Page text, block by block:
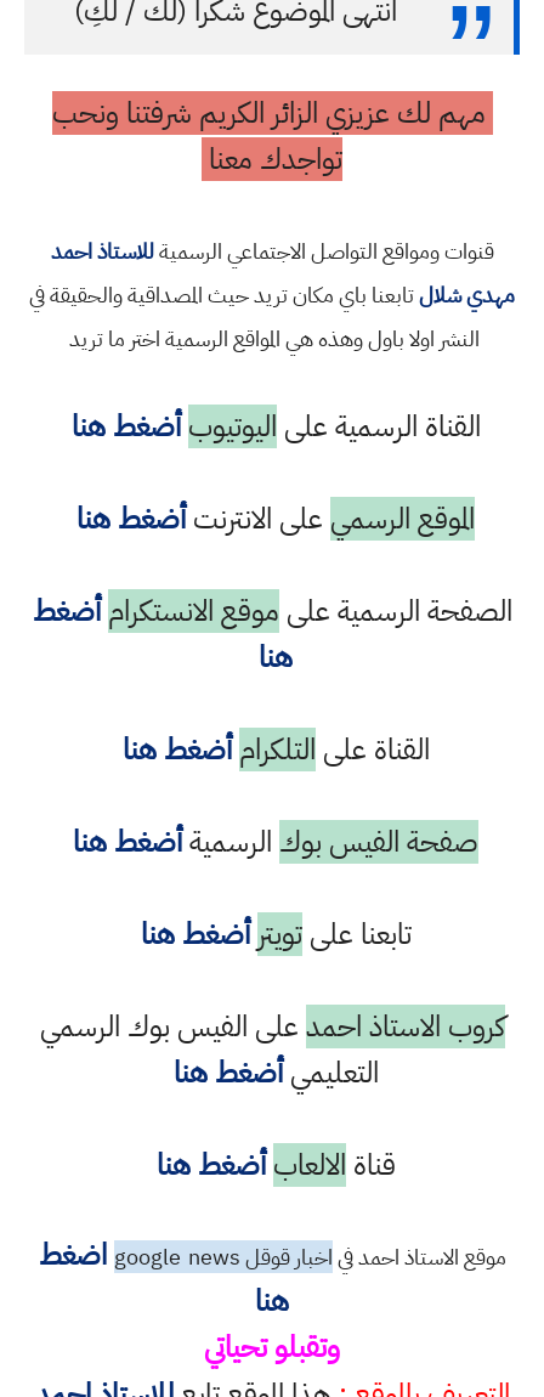
انتهى الموضوع شكرا (لك / لكِ)
مهم لك عزيزي الزائر الكريم شرفتنا ونحب
تواجدك معنا
قنوات ومواقع التواصل الاجتماعي الرسميةللاستاذ احمد
مهدي شلالتابعنا باي مكان تريد حيث المصداقية والحقيقة في
النشر اولا باول وهذه هي المواقع الرسمية اختر ما تريد
القناة الرسمية على اليوتيوب أضغط هنا
الموقع الرسمي على الانترنتأضغط هنا
الصفحة الرسمية على موقع الانستكرام أضغط
هنا
القناة على التلكرام أضغط هنا
صفحة الفيس بوك الرسميةأضغط هنا
تابعنا علىتويتر أضغط هنا
كروب الاستاذ احمدعلى الفيس بوك الرسمي
التعليميأضغط هنا
قناة الالعاب أضغط هنا
موقع الاستاذ احمد فياخبار قوقل googlenews
اضغط
هنا
وتقبلو تحياتي